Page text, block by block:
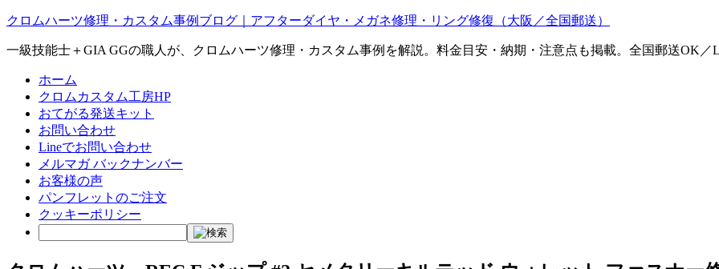
クロムハーツ修理・カスタム事例ブログ｜アフターダイヤ・メガネ修理・リング修復（大阪／全国郵送）
一級技能士＋GIA GGの職人が、クロムハーツ修理・カスタム事例を解説。料金目安・納期・注意点も掲載。全国郵送OK／
ホーム
クロムカスタム工房HP
おてがる発送キット
お問い合わせ
Lineでお問い合わせ
メルマガ バックナンバー
お客様の声
パンフレットのご注文
クッキーポリシー